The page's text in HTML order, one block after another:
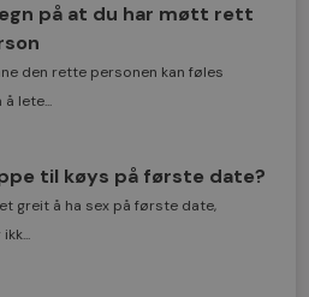
på at du har møtt rett
den rette personen kan føles
å lete...
til køys på første date?
greit å ha sex på første date,